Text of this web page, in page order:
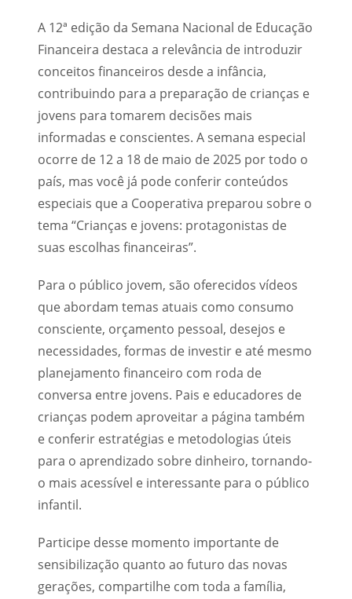
A 12ª edição da Semana Nacional de Educação
Financeira destaca a relevância de introduzir
conceitos financeiros desde a infância,
contribuindo para a preparação de crianças e
jovens para tomarem decisões mais
informadas e conscientes. A semana especial
ocorre de 12 a 18 de maio de 2025 por todo o
país, mas você já pode conferir conteúdos
especiais que a Cooperativa preparou sobre o
tema “Crianças e jovens: protagonistas de
suas escolhas financeiras”.
Para o público jovem, são oferecidos vídeos
que abordam temas atuais como consumo
consciente, orçamento pessoal, desejos e
necessidades, formas de investir e até mesmo
planejamento financeiro com roda de
conversa entre jovens. Pais e educadores de
crianças podem aproveitar a página também
e conferir estratégias e metodologias úteis
para o aprendizado sobre dinheiro, tornando-
o mais acessível e interessante para o público
infantil.
Participe desse momento importante de
sensibilização quanto ao futuro das novas
gerações, compartilhe com toda a família,